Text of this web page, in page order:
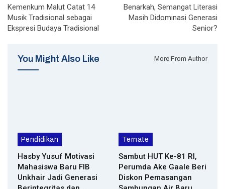
Kemenkum Malut Catat 14
Musik Tradisional sebagai
Ekspresi Budaya Tradisional
Benarkah, Semangat Literasi
Masih Didominasi Generasi
Senior?
You Might Also Like More From Author
Pendidikan
Hasby Yusuf Motivasi
Mahasiswa Baru FIB
Unkhair Jadi Generasi
Ternate
Sambut HUT Ke-81 RI,
Perumda Ake Gaale Beri
Diskon Pemasangan